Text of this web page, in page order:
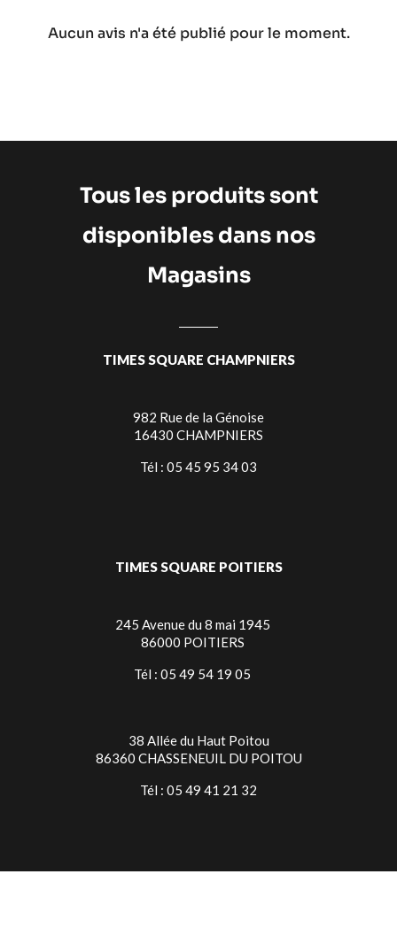
Aucun avis n'a été publié pour le moment.
Tous les produits sont
disponibles dans nos
Magasins
TIMES SQUARE CHAMPNIERS
982 Rue de la Génoise
16430 CHAMPNIERS
Tél : 05 45 95 34 03
TIMES SQUARE POITIERS
245 Avenue du 8 mai 1945
86000 POITIERS
Tél : 05 49 54 19 05
38 Allée du Haut Poitou
86360 CHASSENEUIL DU POITOU
Tél : 05 49 41 21 32